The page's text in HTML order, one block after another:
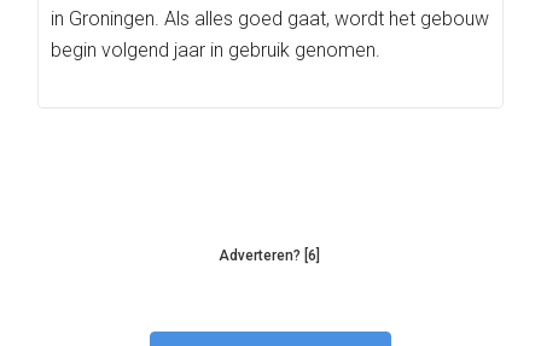
in Groningen. Als alles goed gaat, wordt het gebouw
begin volgend jaar in gebruik genomen.
Adverteren? [6]